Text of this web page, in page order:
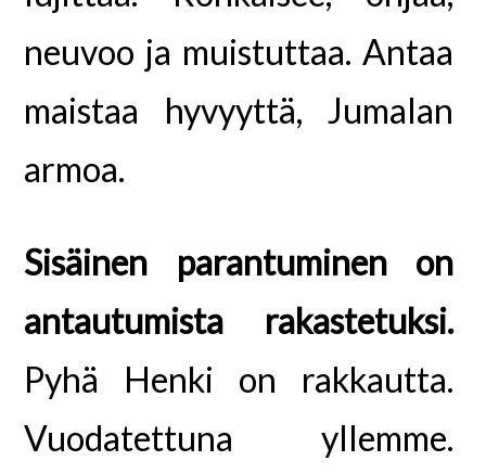
neuvoo ja muistuttaa. Antaa
maistaa hyvyyttä, Jumalan
armoa.
Sisäinen parantuminen on
antautumista rakastetuksi.
Pyhä Henki on rakkautta.
Vuodatettuna yllemme.